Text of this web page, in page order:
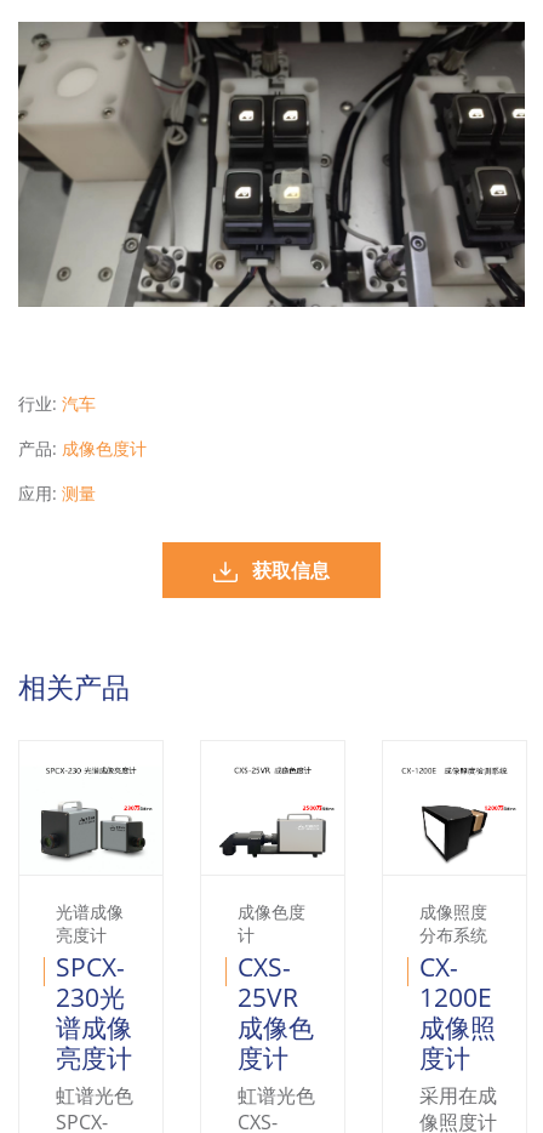
行业: 汽车
产品: 成像色度计
应用: 测量
获取信息
相关产品
光谱成像
亮度计
SPCX-
230光
谱成像
亮度计
虹谱光色
SPCX-
成像色度
计
CXS-
25VR
成像色
度计
虹谱光色
CXS-
成像照度
分布系统
CX-
1200E
成像照
度计
采用在成
像照度计